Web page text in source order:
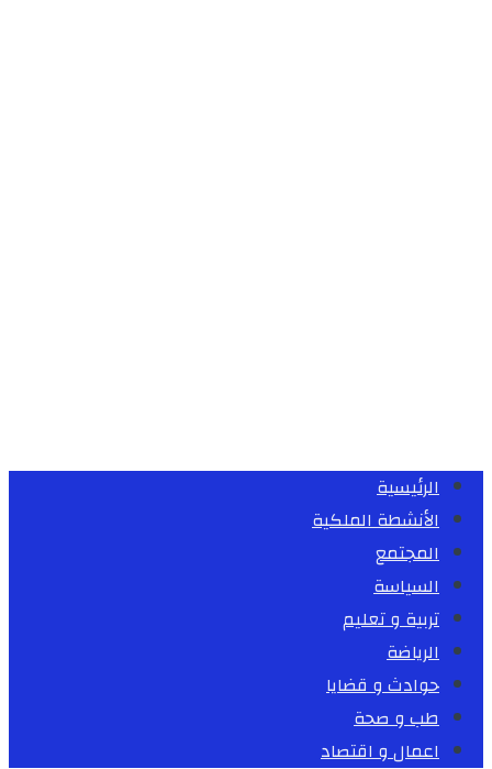
الرئيسية
الأنشطة الملكية
المجتمع
السياسة
تربية و تعليم
الرياضة
حوادث و قضايا
طب و صحة
اعمال و اقتصاد